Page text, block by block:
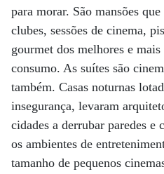
para morar. São mansões
clubes, sessões de cinema,
gourmet dos melhores e
consumo. As suítes são
também. Casas noturnas
insegurança, levaram
cidades a derrubar paredes e
os ambientes de
tamanho de pequenos